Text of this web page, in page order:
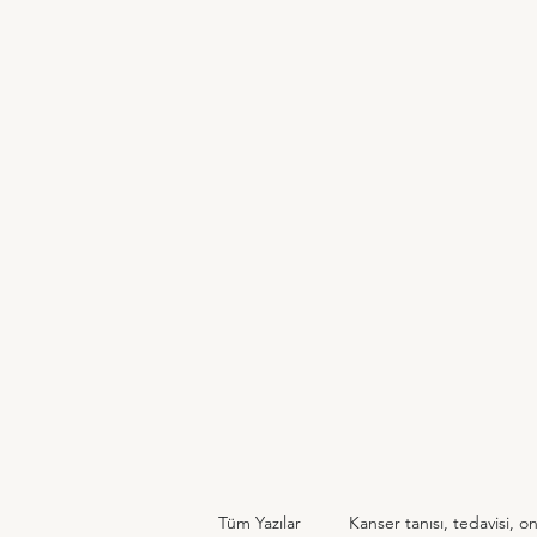
Tüm Yazılar Kanser tanısı, tedavisi,